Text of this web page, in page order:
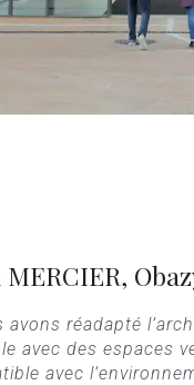
MERCIER,
avons réadapté
avec des espaces
avec